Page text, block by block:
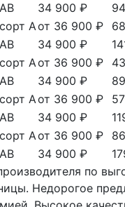
АВ 34 900 ₽
сорт Аот 36 900 ₽
АВ 34 900 ₽
сорт Аот 36 900 ₽
АВ 34 900 ₽
сорт Аот 36 900 ₽
АВ 34 900 ₽
сорт Аот 36 900 ₽
АВ 34 900 ₽
по
Недорогое